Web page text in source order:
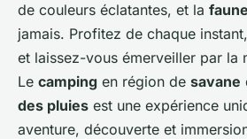
de couleurs éclatantes, et la faune
jamais. Profitez de chaque
et laissez-vous émerveiller par la
Le camping en région de savane
des pluies est une expérience
aventure, découverte et